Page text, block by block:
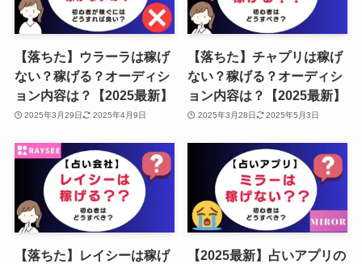
【落ちた】ウラーラは稼げ
ない？稼げる？オーディシ
ョン内容は？【2025最新】
2025年3月29日 2025年4月9日
【落ちた】チャプリは稼げ
ない？稼げる？オーディシ
ョン内容は？【2025最新】
2025年3月28日 2025年5月3日
【落ちた】レイシーは稼げ
【2025最新】占いアプリの